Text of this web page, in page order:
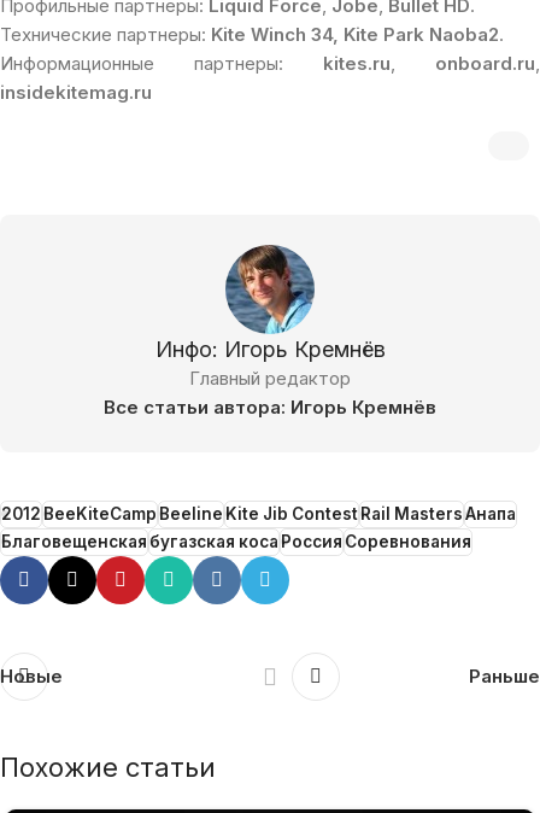
Профильные партнеры: Liquid Force, Jobe, Bullet HD.
Технические партнеры: Kite Winch 34, Kite Park Naoba2.
Информационные партнеры: kites.ru, onboard.ru,
insidekitemag.ru
Инфо: Игорь Кремнёв
Главный редактор
Все статьи автора: Игорь Кремнёв
2012BeeKiteCampBeelineKite Jib ContestRail MastersАнапа
Благовещенскаябугазская косаРоссияСоревнования
Новые Раньше
Похожие статьи